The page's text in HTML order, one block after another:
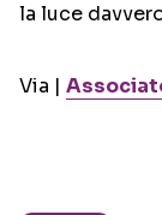
la luce
Via |